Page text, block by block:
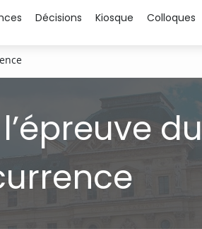
Décisions Kiosque Colloques